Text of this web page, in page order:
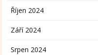
Říjen 2024
Září 2024
Srpen 2024